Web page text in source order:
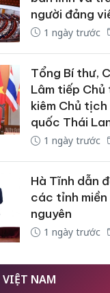
người đảng
1 ngày trước
Tổng Bí thư,
Lâm tiếp
kiêm Chủ
quốc Thái
1 ngày trước
Hà Tĩnh dẫn
các tỉnh
nguyên
1 ngày trước
NAM